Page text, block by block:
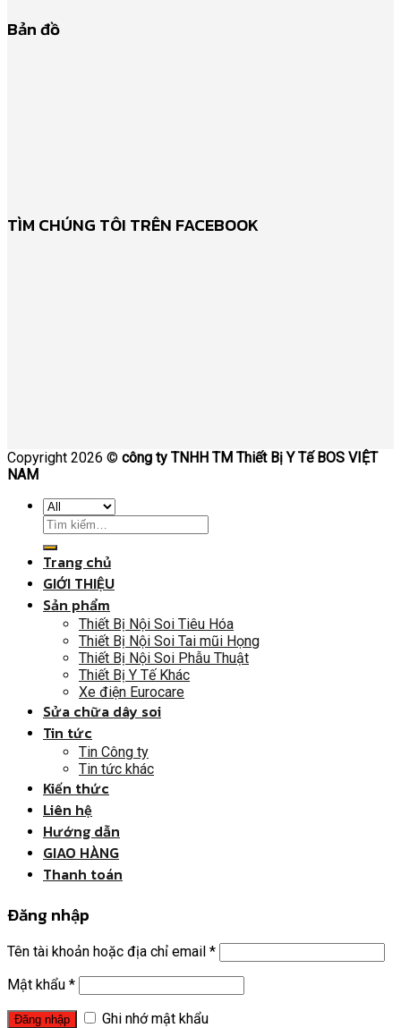
Bản đồ
TÌM CHÚNG TÔI TRÊN FACEBOOK
Copyright 2026 © công ty TNHH TM Thiết Bị Y Tế BOS VIỆT
NAM
Trang chủ
GIỚI THIỆU
Sản phẩm
Thiết Bị Nội Soi Tiêu Hóa
Thiết Bị Nội Soi Tai mũi Họng
Thiết Bị Nội Soi Phẫu Thuật
Thiết Bị Y Tế Khác
Xe điện Eurocare
Sửa chữa dây soi
Tin tức
Tin Công ty
Tin tức khác
Kiến thức
Liên hệ
Hướng dẫn
GIAO HÀNG
Thanh toán
Đăng nhập
Tên tài khoản hoặc địa chỉ email *
Mật khẩu *
Ghi nhớ mật khẩu